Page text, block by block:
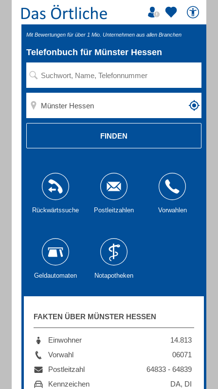
Mit Bewertungen für über 1 Mio. Unternehmen aus allen Branchen
Telefonbuch für Münster Hessen
FINDEN
Rückwärtssuche Postleitzahlen Vorwahlen
Geldautomaten Notapotheken
FAKTEN ÜBER MÜNSTER HESSEN
Einwohner
14.813
Vorwahl
06071
Postleitzahl
64833 - 64839
Kennzeichen
DA, DI